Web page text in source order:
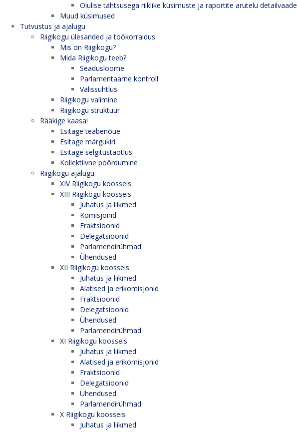
Olulise tähtsusega riiklike küsimuste ja raportite arutelu detailvaade
Muud küsimused
Tutvustus ja ajalugu
Riigikogu ülesanded ja töökorraldus
Mis on Riigikogu?
Mida Riigikogu teeb?
Seadusloome
Parlamentaarne kontroll
Välissuhtlus
Riigikogu valimine
Riigikogu struktuur
Rääkige kaasa!
Esitage teabenõue
Esitage märgukiri
Esitage selgitustaotlus
Kollektiivne pöördumine
Riigikogu ajalugu
XIV Riigikogu koosseis
XIII Riigikogu koosseis
Juhatus ja liikmed
Komisjonid
Fraktsioonid
Delegatsioonid
Parlamendirühmad
Ühendused
XII Riigikogu koosseis
Juhatus ja liikmed
Alatised ja erikomisjonid
Fraktsioonid
Delegatsioonid
Ühendused
Parlamendirühmad
XI Riigikogu koosseis
Juhatus ja liikmed
Alatised ja erikomisjonid
Fraktsioonid
Delegatsioonid
Ühendused
Parlamendirühmad
X Riigikogu koosseis
Juhatus ja liikmed